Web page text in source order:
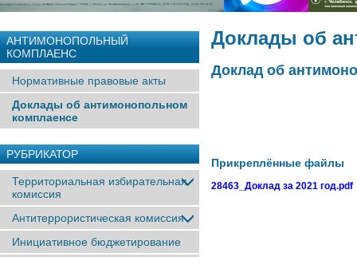
АНТИМОНОПОЛЬНЫЙ
КОМПЛАЕНС
Нормативные правовые акты
Доклады об антимонопольном
комплаенсе
РУБРИКАТОР
Территориальная избирательная
комиссия
Антитеррористическая комиссия
Инициативное бюджетирование
Доклады об
Доклад об
Прикреплённые файлы
28463_Доклад за 2021 год.pdf